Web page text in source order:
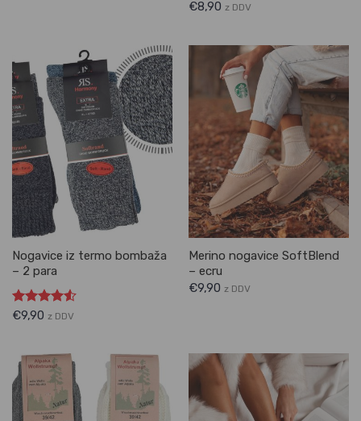
€8,90 z DDV
Nogavice iz termo bombaža
– 2 para
Ocenjeno
€9,90 z DDV
Merino nogavice SoftBlend
– ecru
€9,90 z DDV